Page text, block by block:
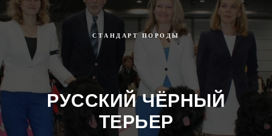
СТАНДАРТ ПОРОДЫ
РУССКИЙ ЧЁРНЫЙ
ТЕРЬЕР